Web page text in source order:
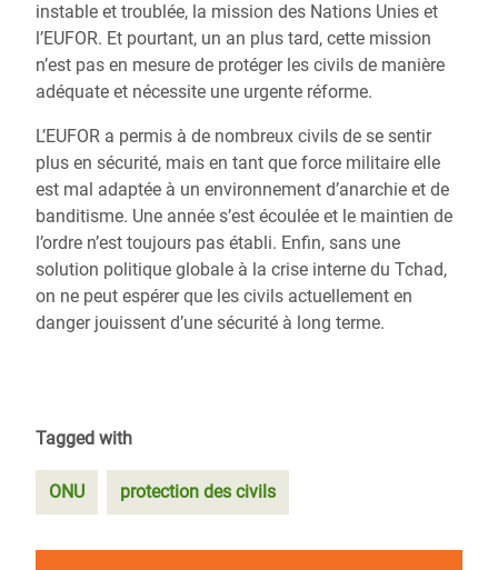
instable et troublée, la mission des Nations Unies et
l’EUFOR. Et pourtant, un an plus tard, cette mission
n’est pas en mesure de protéger les civils de manière
adéquate et nécessite une urgente réforme.
L’EUFOR a permis à de nombreux civils de se sentir
plus en sécurité, mais en tant que force militaire elle
est mal adaptée à un environnement d’anarchie et de
banditisme. Une année s’est écoulée et le maintien de
l’ordre n’est toujours pas établi. Enfin, sans une
solution politique globale à la crise interne du Tchad,
on ne peut espérer que les civils actuellement en
danger jouissent d’une sécurité à long terme.
Tagged with
ONU protection des civils